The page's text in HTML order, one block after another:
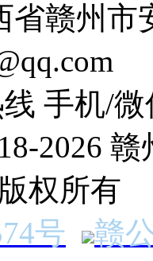
省赣州市
手机/微
2026
权所有
号
赣